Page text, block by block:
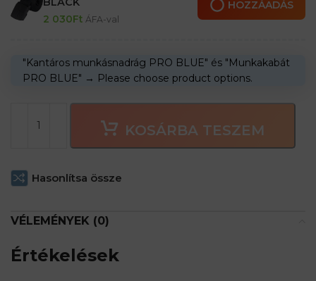
2 030Ft ÁFA-val
HOZZÁADÁS
"Kantáros munkásnadrág PRO BLUE" és "Munkakabát
PRO BLUE" → Please choose product options.
KOSÁRBA TESZEM
Hasonlítsa össze
VÉLEMÉNYEK (0)
Értékelések